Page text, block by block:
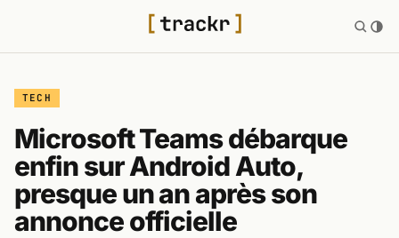
TECH
Microsoft Teams débarque
enfin sur Android Auto,
presque un an après son
annonce officielle